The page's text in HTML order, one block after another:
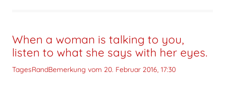
When a woman is talking to you,
listen to what she says with her eyes.
TagesRandBemerkung vom 20. Februar 2016, 17:30